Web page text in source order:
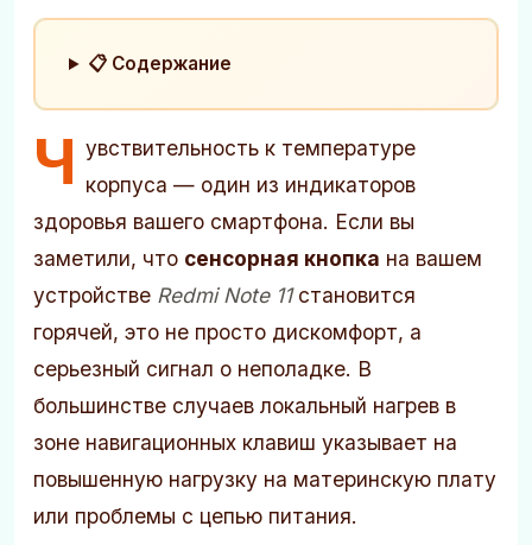
📋 Содержание
Ч увствительность к температуре
корпуса — один из индикаторов
здоровья вашего смартфона. Если вы
заметили, что сенсорная кнопка на вашем
устройстве Redmi Note 11становится
горячей, это не просто дискомфорт, а
серьезный сигнал о неполадке. В
большинстве случаев локальный нагрев в
зоне навигационных клавиш указывает на
повышенную нагрузку на материнскую плату
или проблемы с цепью питания.